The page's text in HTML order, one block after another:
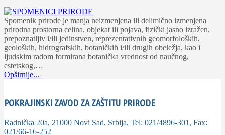
Spomenik prirode je manja neizmenjena ili delimično izmenjena
prirodna prostorna celina, objekat ili pojava, fizički jasno izražen,
prepoznatlјiv i/ili jedinstven, reprezentativnih geomorfoloških,
geoloških, hidrografskih, botaničkih i/ili drugih obeležja, kao i
lјudskim radom formirana botanička vrednost od naučnog,
estetskog,…
Opširnije...
POKRAJINSKI ZAVOD ZA ZAŠTITU PRIRODE
Radnička 20a, 21000 Novi Sad, Srbija, Tel: 021/4896-301, Fax:
021/66-16-252